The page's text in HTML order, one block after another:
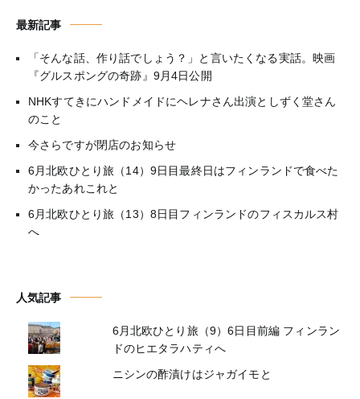
最新記事
「そんな話、作り話でしょう？」と言いたくなる実話。映画
『グルスポングの奇跡』9月4日公開
NHKすてきにハンドメイドにヘレナさん出演としずく堂さん
のこと
今さらですが閉店のお知らせ
6月北欧ひとり旅（14）9日目最終日はフィンランドで食べた
かったあれこれと
6月北欧ひとり旅（13）8日目フィンランドのフィスカルス村
へ
人気記事
6月北欧ひとり旅（9）6日目前編 フィンラン
ドのヒエタラハティへ
ニシンの酢漬けはジャガイモと